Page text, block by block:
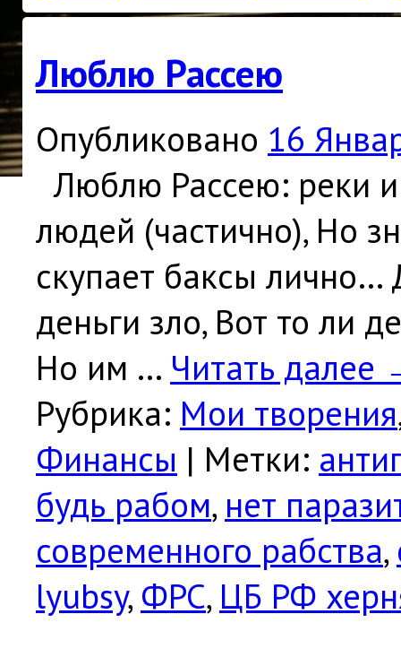
Люблю Рассею
Опубликовано 16
Люблю Рассею: реки
людей (частично), Но
скупает баксы
деньги зло, Вот то ли
Но им … Читать далее
Рубрика: Мои творения
Финансы | Метки:
будь рабом, нет
современного рабства,
lyubsy,ФРС, ЦБ РФ